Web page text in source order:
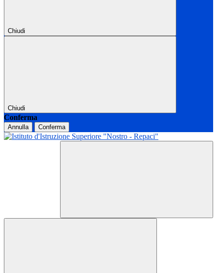
Chiudi
Chiudi
Conferma
Annulla Conferma